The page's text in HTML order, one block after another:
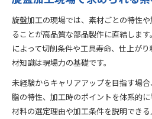
旋盤加工の現場では、素材ごとの特性
ることが高品質な部品製作に直結しま
によって切削条件や工具寿命、仕上が
材知識は現場力の基礎です。
未経験からキャリアアップを目指す場
脂の特性、加工時のポイントを体系的に
材料の選定理由や加工条件を説明でき